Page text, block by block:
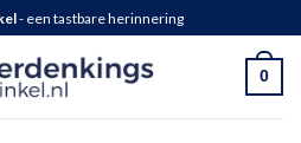
- een tastbare herinnering
0